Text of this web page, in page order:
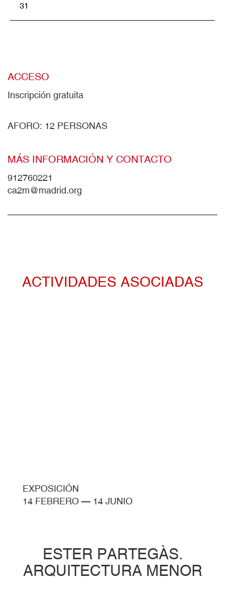
31
ACCESO
Inscripción gratuita
AFORO: 12 PERSONAS
MÁS INFORMACIÓN Y CONTACTO
912760221
ca2m@madrid.org
ACTIVIDADES ASOCIADAS
EXPOSICIÓN
14 FEBRERO — 14 JUNIO
ESTER PARTEGÀS.
ARQUITECTURA MENOR